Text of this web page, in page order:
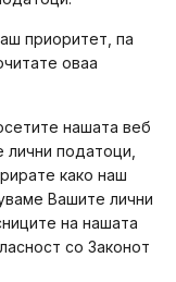
приоритет, па
оваа
нашата веб
податоци,
како наш
Вашите лични
на нашата
со Законот